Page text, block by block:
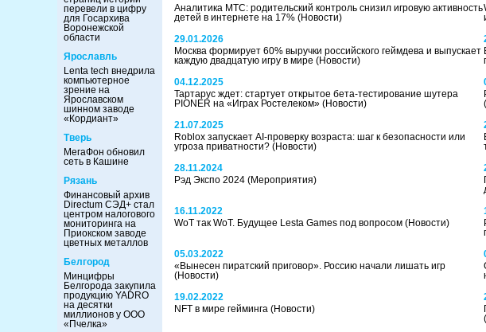
перевели в цифру
для Госархива
Воронежской
области
Ярославль
Lenta tech внедрила
компьютерное
зрение на
Ярославском
шинном заводе
«Кордиант»
Тверь
МегаФон обновил
сеть в Кашине
Рязань
Финансовый архив
Directum СЭД+ стал
центром налогового
мониторинга на
Приокском заводе
цветных металлов
Белгород
Минцифры
Белгорода закупила
продукцию YADRO
на десятки
миллионов у ООО
«Пчелка»
Аналитика МТС: родительский контроль снизил игровую активность
детей в интернете на 17% (Новости)
29.01.2026
Москва формирует 60% выручки российского геймдева и выпускает
каждую двадцатую игру в мире (Новости)
04.12.2025
Тартарус ждет: стартует открытое бета-тестирование шутера
PIONER на «Играх Ростелеком» (Новости)
21.07.2025
Roblox запускает AI-проверку возраста: шаг к безопасности или
угроза приватности? (Новости)
28.11.2024
Рэд Экспо 2024 (Мероприятия)
16.11.2022
WoT так WoT. Будущее Lesta Games под вопросом (Новости)
05.03.2022
«Вынесен пиратский приговор». Россию начали лишать игр
(Новости)
19.02.2022
NFT в мире гейминга (Новости)